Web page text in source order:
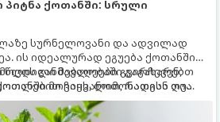
ქოთანში: სრული
სურნელოვანი და ადვილად
ის იდეალურად ეგუება ქოთანში
მებაღეები გვირჩევენ,
მოვიყვანოთ, რადგან ღია
ის ფესვებით ძალიან
სხვა მცენარეებს ავიწროებს.
განმავლობაში გაგახარებთ
ჩაის, ლიმონათისა თუ